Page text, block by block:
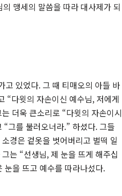
맹세의 말씀을 따라 대사제가 되
고 있었다. 그 때 티매오의 아들 바
“다윗의 자손이신 예수님, 저에게
더욱 큰소리로 “다윗의 자손이시
그를 불러오너라.” 하셨다. 그들
소경은 겉옷을 벗어버리고 벌떡 일
는 “선생님, 제 눈을 뜨게 해주십
눈을 뜨고 예수를 따라나섰다.